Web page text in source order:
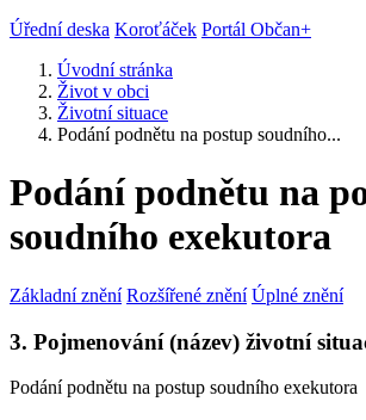
Úřední deska Koroťáček Portál Občan+
Úvodní stránka
Život v obci
Životní situace
Podání podnětu na postup soudního...
Podání podnětu na
soudního exekutora
Základní znění Rozšířené znění Úplné znění
3. Pojmenování (název) životní
Podání podnětu na postup soudního exekutora